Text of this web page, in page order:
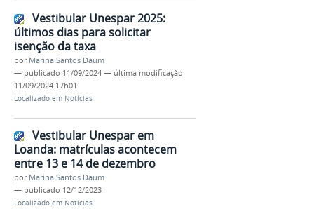
Vestibular Unespar 2025:
últimos dias para solicitar
isenção da taxa
por Marina Santos Daum
— publicado 11/09/2024 — última modificação
11/09/2024 17h01
Localizado em Notícias
Vestibular Unespar em
Loanda: matrículas acontecem
entre 13 e 14 de dezembro
por Marina Santos Daum
— publicado 12/12/2023
Localizado em Notícias